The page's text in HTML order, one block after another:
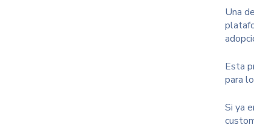
Una
Esta
para
Si ya